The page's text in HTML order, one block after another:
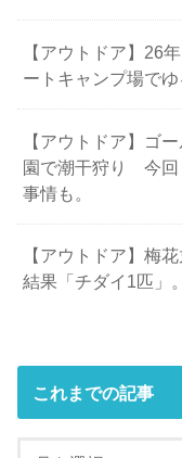
【アウトドア】26
ートキャンプ場で
【アウトドア】ゴ
園で潮干狩り 今回
事情も。
【アウトドア】梅
結果「チダイ1匹」
これまでの記事